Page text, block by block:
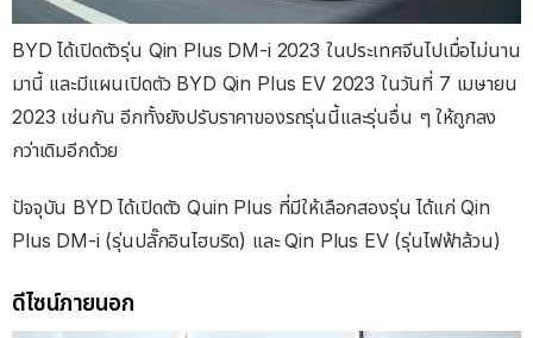
BYD ได้เปิดตัวรุ่น Qin Plus DM-i 2023 ในประเทศจีนไปเมื่อไม่นาน
มานี้ และมีแผนเปิดตัว BYD Qin Plus EV 2023 ในวันที่ 7 เมษายน
2023 เช่นกัน อีกทั้งยังปรับราคาของรถรุ่นนี้และรุ่นอื่น ๆ ให้ถูกลง
กว่าเดิมอีกด้วย
ปัจจุบัน BYD ได้เปิดตัว Quin Plus ที่มีให้เลือกสองรุ่น ได้แก่ Qin
Plus DM-i (รุ่นปลั๊กอินไฮบริด) และ Qin Plus EV (รุ่นไฟฟ้าล้วน)
ดีไซน์ภายนอก